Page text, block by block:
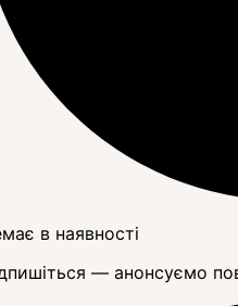
в наявності
— анонсуємо